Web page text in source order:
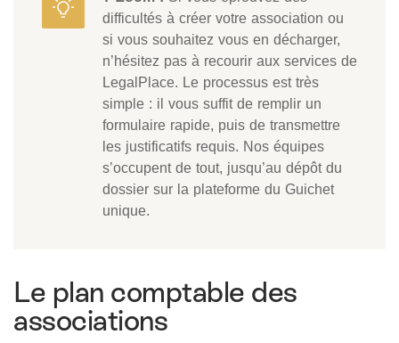
difficultés à créer votre association ou
si vous souhaitez vous en décharger,
n’hésitez pas à recourir aux services de
LegalPlace. Le processus est très
simple : il vous suffit de remplir un
formulaire rapide, puis de transmettre
les justificatifs requis. Nos équipes
s’occupent de tout, jusqu’au dépôt du
dossier sur la plateforme du Guichet
unique.
Le plan comptable des
associations